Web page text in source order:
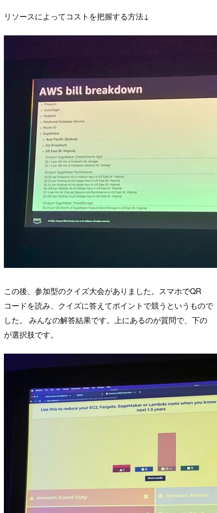
リソースによってコストを把握する方法↓
この後、参加型のクイズ大会がありました。スマホでQR
コードを読み、クイズに答えてポイントで競うというもので
した。 みんなの解答結果です。上にあるのが質問で、下の
が選択肢です。